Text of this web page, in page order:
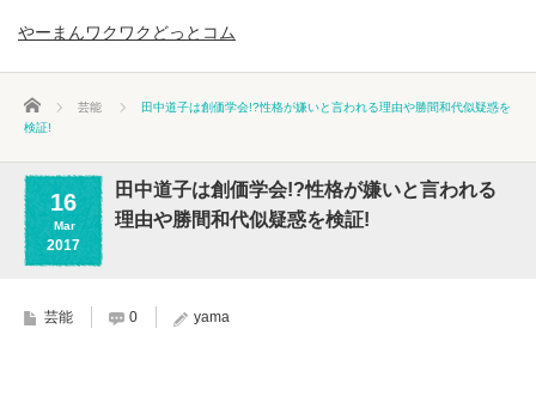
やーまんワクワクどっとコム
ホーム 芸能
田中道子は創価学会!?性格が嫌いと言われる理由や勝間和代似疑惑を
検証!
16
Mar
2017
田中道子は創価学会!?性格が嫌いと言われる
理由や勝間和代似疑惑を検証!
芸能 0 yama